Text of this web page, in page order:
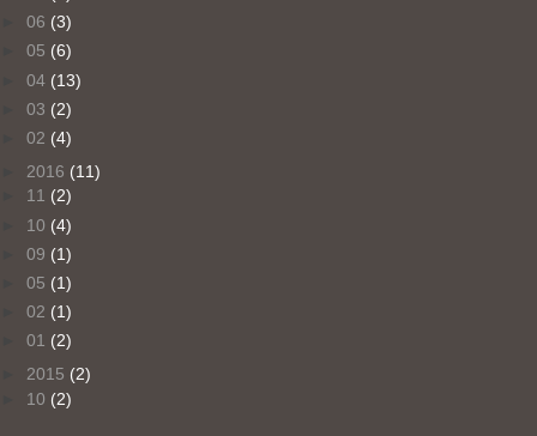
06 (3)
05 (6)
04 (13)
03 (2)
02 (4)
2016 (11)
11 (2)
10 (4)
09 (1)
05 (1)
02 (1)
01 (2)
2015 (2)
10 (2)